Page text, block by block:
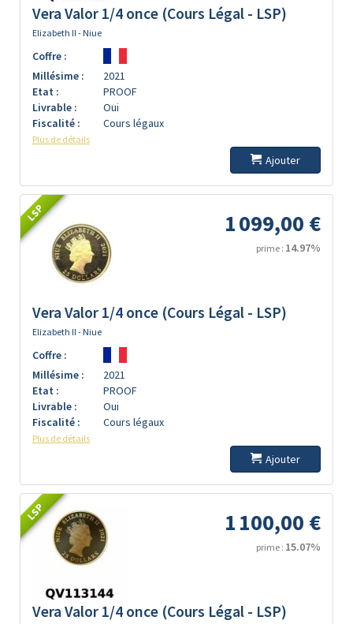
Vera Valor 1/4 once (Cours Légal - LSP)
Elizabeth II - Niue
Coffre :
Millésime :
2021
Etat :
PROOF
Livrable :
Oui
Fiscalité :
Cours légaux
Plus de détails
Ajouter
LSP 1 099,00 €
prime : 14.97%
Vera Valor 1/4 once (Cours Légal - LSP)
Elizabeth II - Niue
Coffre :
Millésime :
2021
Etat :
PROOF
Livrable :
Oui
Fiscalité :
Cours légaux
Plus de détails
Ajouter
LSP 1 100,00 €
prime : 15.07%
Vera Valor 1/4 once (Cours Légal - LSP)